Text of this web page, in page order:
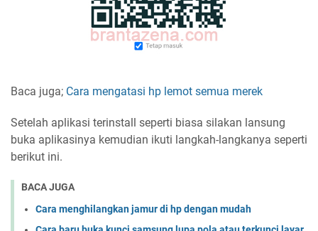
Baca juga; Cara mengatasi hp lemot semua merek
Setelah aplikasi terinstall seperti biasa silakan lansung
buka aplikasinya kemudian ikuti langkah-langkanya seperti
berikut ini.
BACA JUGA
Cara menghilangkan jamur di hp dengan mudah